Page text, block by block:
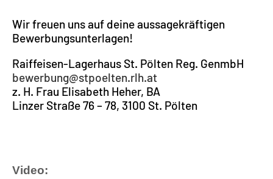
Wir freuen uns auf deine aussagekräftigen
Bewerbungsunterlagen!
Raiffeisen-Lagerhaus St. Pölten Reg. GenmbH
bewerbung@stpoelten.rlh.at
z. H. Frau Elisabeth Heher, BA
Linzer Straße 76 – 78, 3100 St. Pölten
Video: